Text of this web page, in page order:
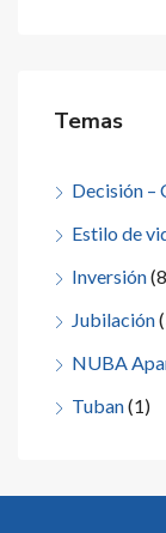
Temas
Decisión –
Estilo de
Inversión
Jubilación
NUBA
Tuban(1)